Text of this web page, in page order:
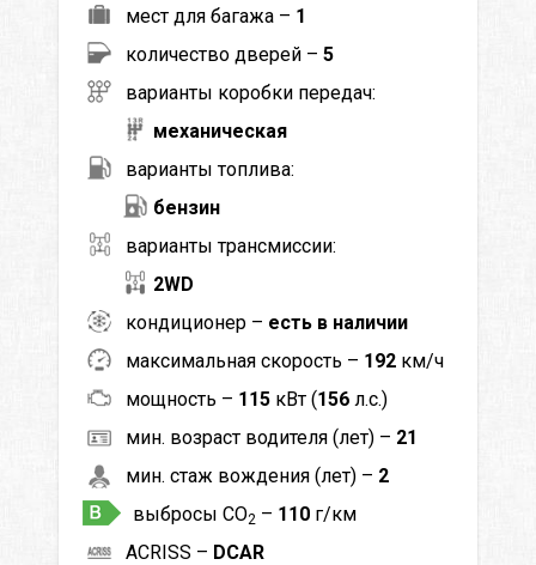
мест для багажа – 1
количество дверей – 5
варианты коробки передач:
механическая
варианты топлива:
бензин
варианты трансмиссии:
2WD
кондиционер – есть в наличии
максимальная скорость – 192 км/ч
мощность – 115 кВт (156 л.с.)
мин. возраст водителя (лет) – 21
мин. стаж вождения (лет) – 2
выбросы CO2 – 110 г/км
ACRISS – DCAR